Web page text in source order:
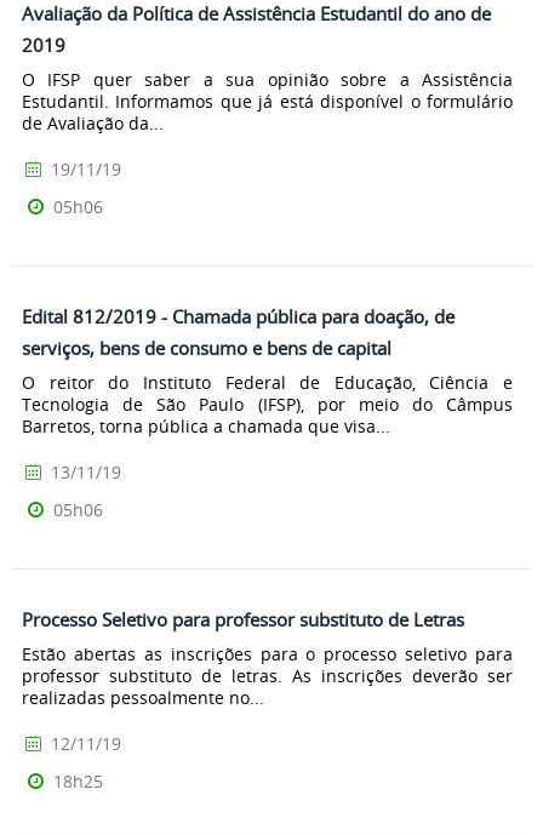
Avaliação da Política de Assistência Estudantil do ano de
2019
O IFSP quer saber a sua opinião sobre a Assistência
Estudantil. Informamos que já está disponível o formulário
de Avaliação da...
19/11/19
05h06
Edital 812/2019 - Chamada pública para doação, de
serviços, bens de consumo e bens de capital
O reitor do Instituto Federal de Educação, Ciência e
Tecnologia de São Paulo (IFSP), por meio do Câmpus
Barretos, torna pública a chamada que visa...
13/11/19
05h06
Processo Seletivo para professor substituto de Letras
Estão abertas as inscrições para o processo seletivo para
professor substituto de letras. As inscrições deverão ser
realizadas pessoalmente no...
12/11/19
18h25